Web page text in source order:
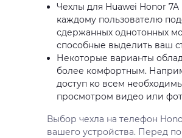
Чехлы для Huawei Honor
каждому пользователю
сдержанных однотонных
способные выделить ваш
Некоторые варианты
более комфортным.
доступ ко всем
просмотром видео или
Выбор чехла на телефон
вашего устройства. Перед